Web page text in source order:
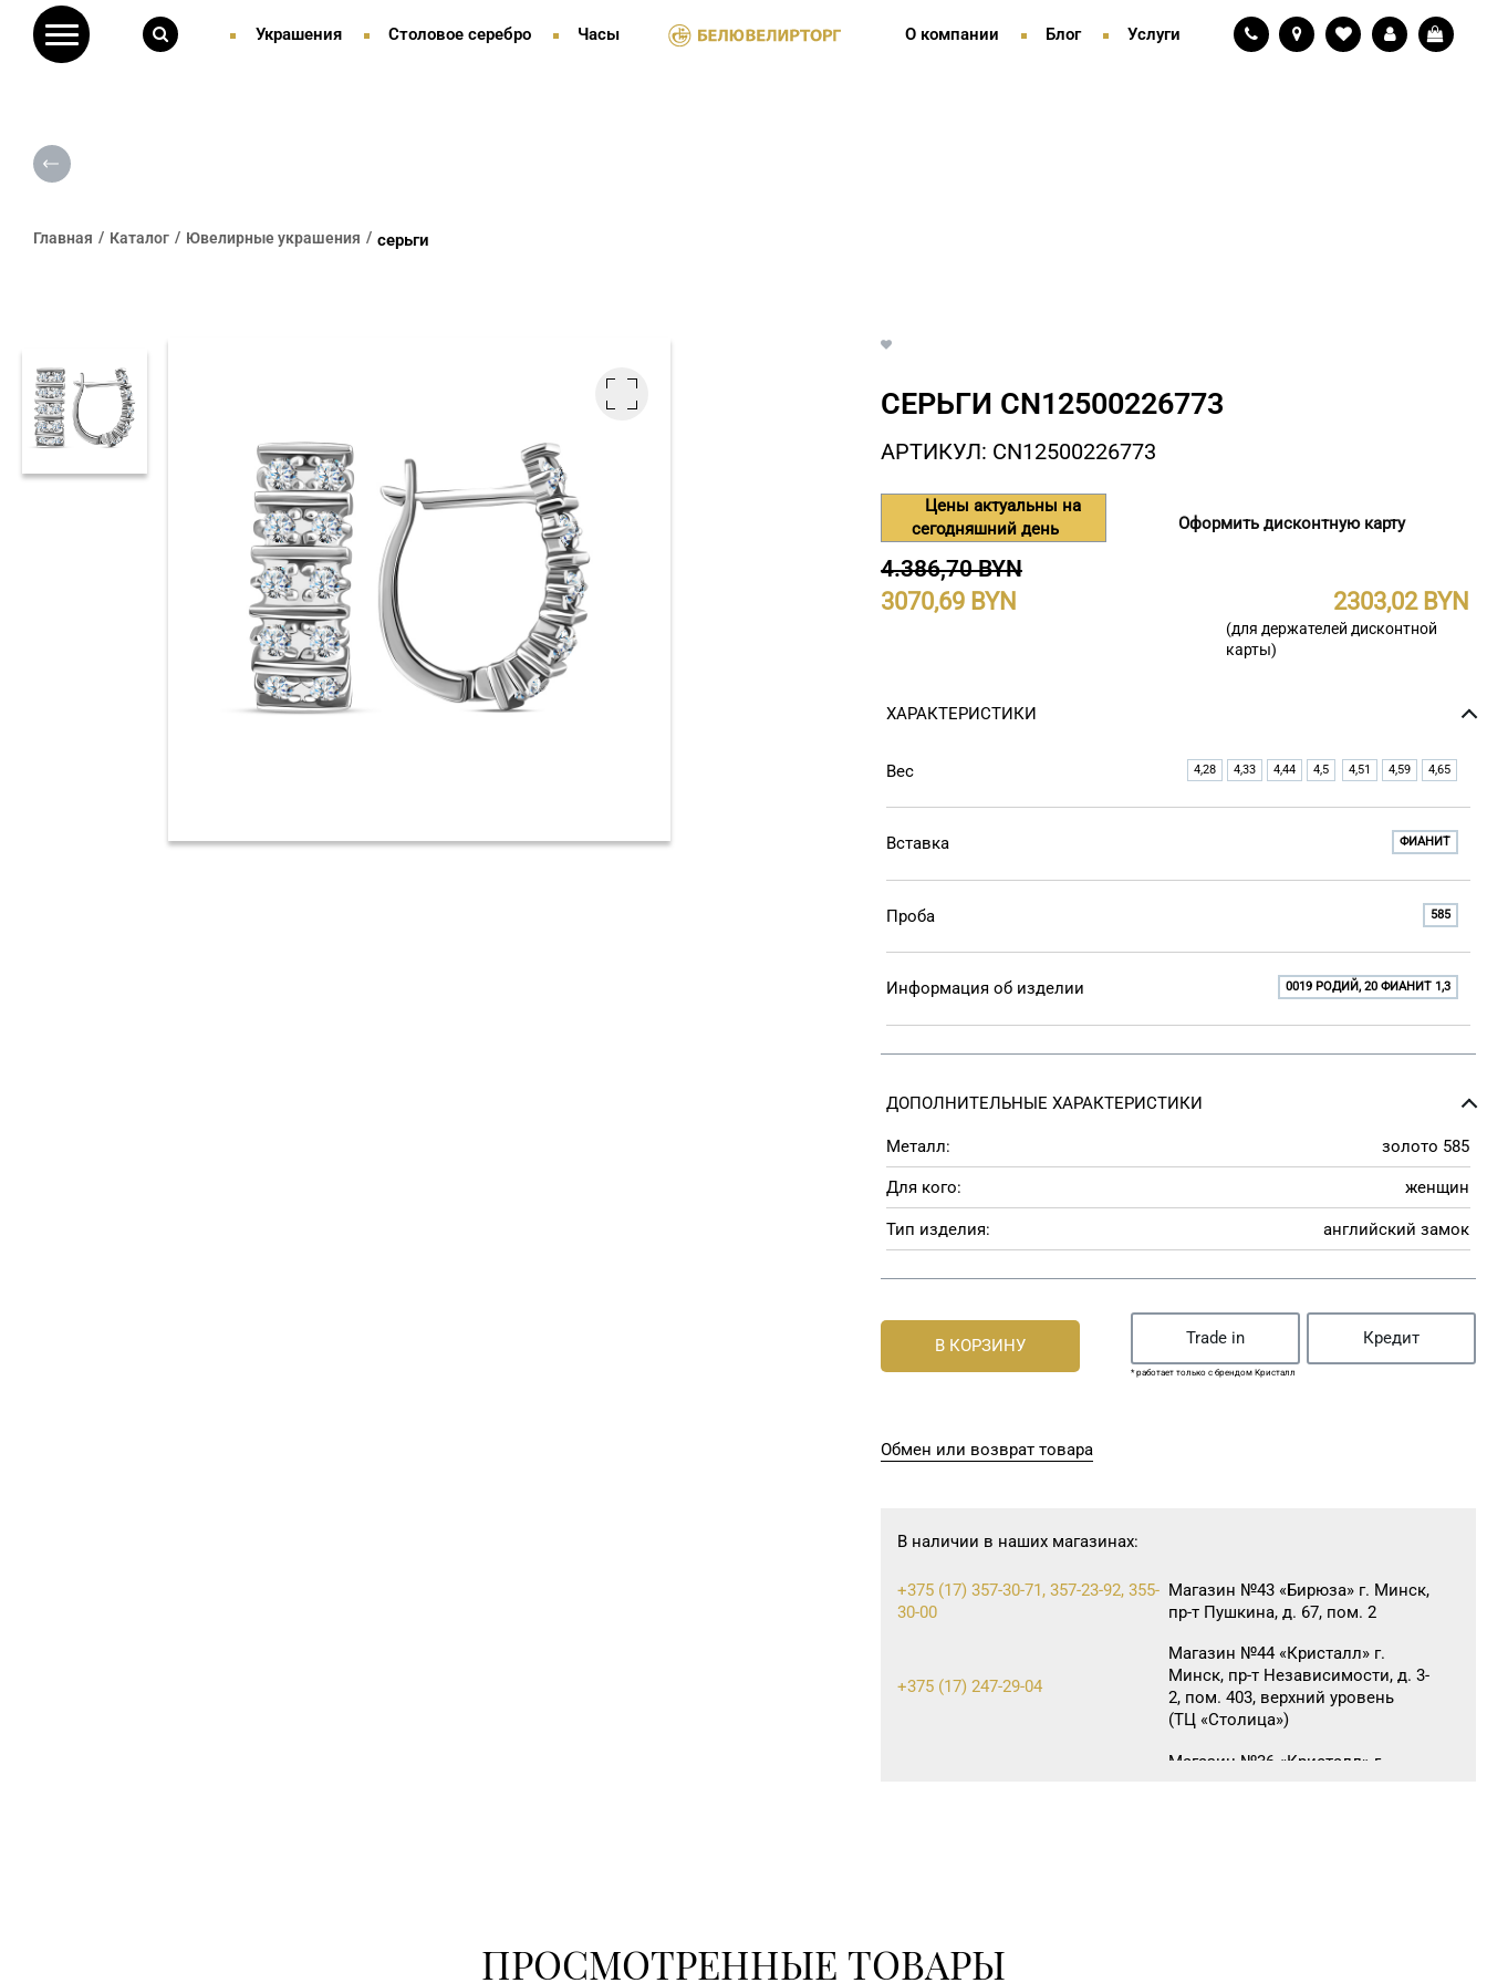
Украшения Столовое серебро Часы О компании Блог Услуги
Главная Каталог Ювелирные украшения серьги
СЕРЬГИ СN12500226773
АРТИКУЛ: СN12500226773
Цены актуальны на
сегодняшний день
Оформить дисконтную карту
4.386,70 BYN
3070,69 2303,02
(для держателей дисконтной
карты)
ХАРАКТЕРИСТИКИ
Вес 4,28 4,33 4,44 4,5 4,51 4,59 4,65
Вставка ФИАНИТ
Проба 585
Информация об изделии 0019 РОДИЙ, 20 ФИАНИТ 1,3
ДОПОЛНИТЕЛЬНЫЕ ХАРАКТЕРИСТИКИ
Металл: золото 585
Для кого: женщин
Тип изделия: английский замок
В КОРЗИНУ Trade in Кредит
* работает только с брендом Кристалл
Обмен или возврат товара
В наличии в наших магазинах:
+375 (17) 357-30-71, 357-23-92, 355-
30-00
Магазин №43 «Бирюза» г. Минск,
пр-т Пушкина, д. 67, пом. 2
+375 (17) 247-29-04
Магазин №44 «Кристалл» г.
Минск, пр-т Независимости, д. 3-
2, пом. 403, верхний уровень
(ТЦ «Столица»)
Магазин №36 «Кристалл» г.
ПРОСМОТРЕННЫЕ ТОВАРЫ